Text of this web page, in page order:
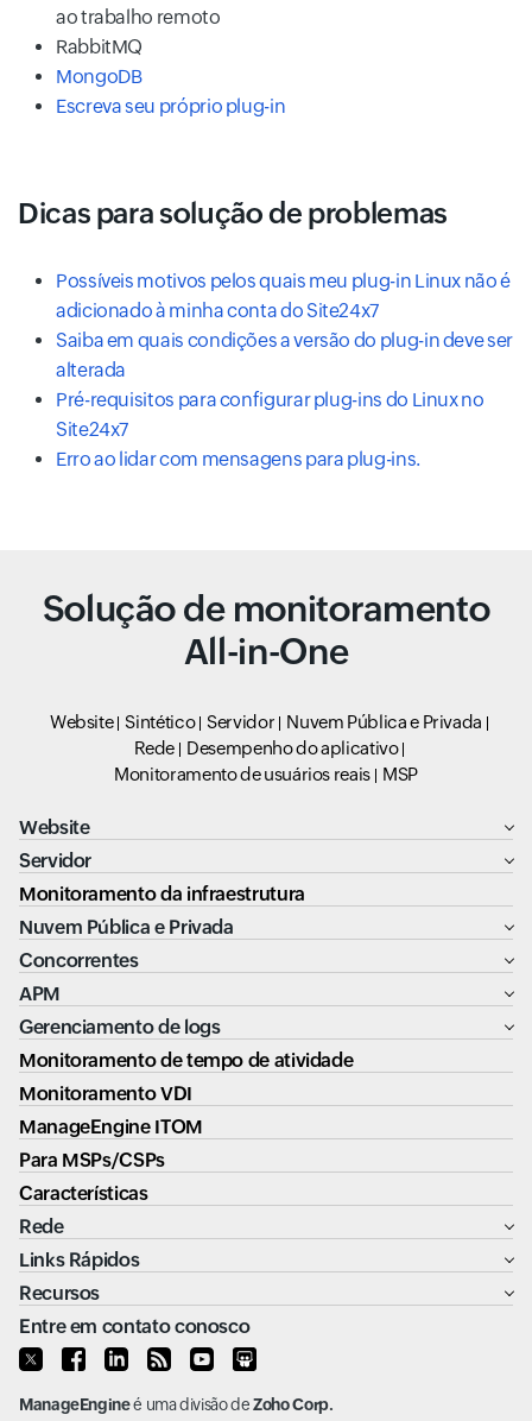
ao trabalho remoto
RabbitMQ
MongoDB
Escreva seu próprio plug-in
Dicas para solução de problemas
Possíveis motivos pelos quais meu plug-in Linux não é
adicionado à minha conta do Site24x7
Saiba em quais condições a versão do plug-in deve ser
alterada
Pré-requisitos para configurar plug-ins do Linux no
Site24x7
Erro ao lidar com mensagens para plug-ins.
Solução de monitoramento
All-in-One
Website Sintético Servidor
Nuvem Pública e Privada
Rede
Desempenho do aplicativo
Monitoramento de usuários reais
MSP
Website
Servidor
Monitoramento da infraestrutura
Nuvem Pública e Privada
Concorrentes
APM
Gerenciamento de logs
Monitoramento de tempo de atividade
Monitoramento VDI
ManageEngine ITOM
Para MSPs/CSPs
Características
Rede
Links Rápidos
Recursos
Entre em contato conosco
ManageEngineé uma divisão deZoho Corp.